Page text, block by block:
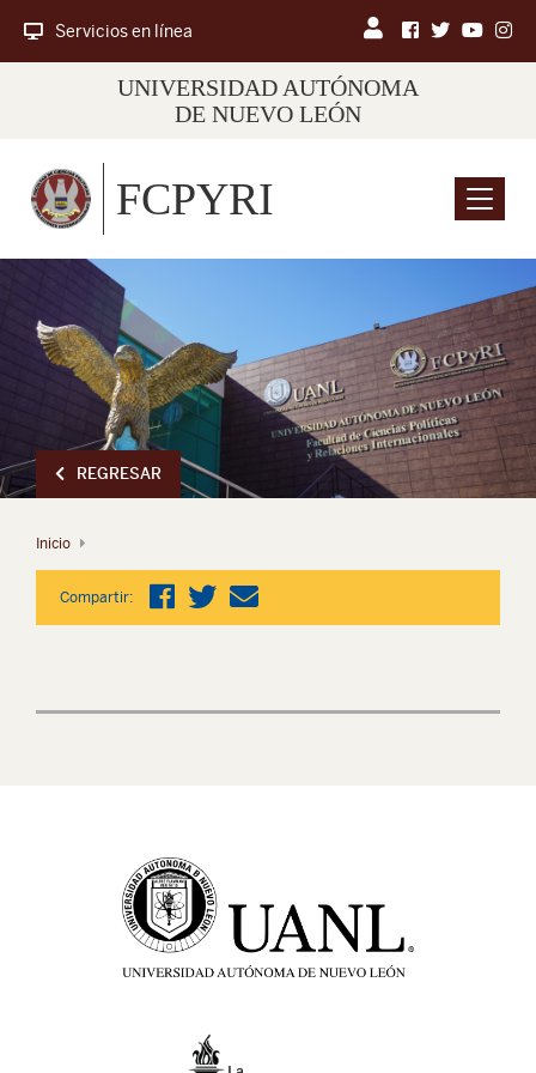
Servicios en línea
UNIVERSIDAD AUTÓNOMA
DE NUEVO LEÓN
Menu
FCPYRI
REGRESAR
Inicio
Compartir: